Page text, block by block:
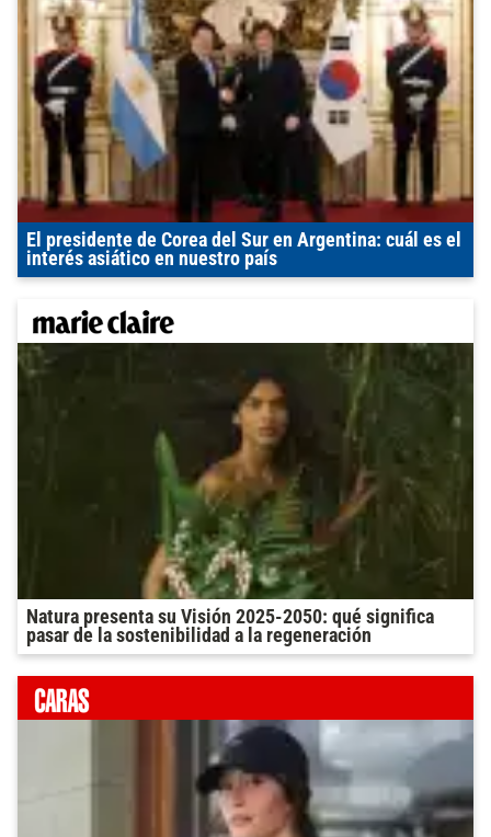
El presidente de Corea del Sur en Argentina: cuál es el
interés asiático en nuestro país
Natura presenta su Visión 2025-2050: qué significa
pasar de la sostenibilidad a la regeneración